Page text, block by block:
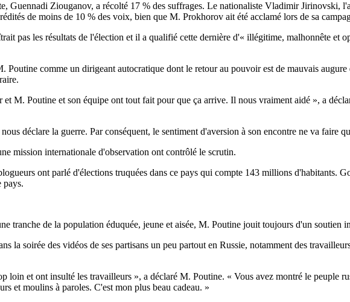
Guennadi Ziouganov, a récolté 17 % des suffrages. Le nationaliste Vladimir Jirinovski,
de moins de 10 % des voix, bien que M. Prokhorov ait été acclamé lors de sa
pas les résultats de l'élection et il a qualifié cette dernière d'« illégitime, malhonnête
Poutine comme un dirigeant autocratique dont le retour au pouvoir est de mauvais
et M. Poutine et son équipe ont tout fait pour que ça arrive. Il nous vraiment aidé », a
déclare la guerre. Par conséquent, le sentiment d'aversion à son encontre ne va faire
mission internationale d'observation ont contrôlé le scrutin.
ont parlé d'élections truquées dans ce pays qui compte 143 millions d'habitants.
pays.
tranche de la population éduquée, jeune et aisée, M. Poutine jouit toujours d'un soutien
la soirée des vidéos de ses partisans un peu partout en Russie, notamment des
loin et ont insulté les travailleurs », a déclaré M. Poutine. « Vous avez montré le peuple
et moulins à paroles. C'est mon plus beau cadeau. »